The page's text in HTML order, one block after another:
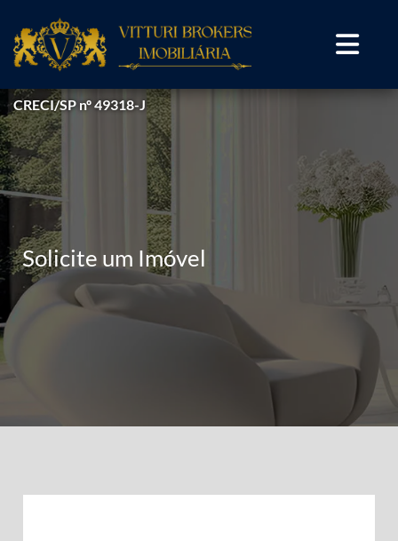
CRECI/SP nº 49318-J
Solicite um Imóvel